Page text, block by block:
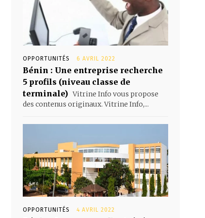
OPPORTUNITÉS 6 AVRIL 2022
Bénin : Une entreprise recherche
5 profils (niveau classe de
terminale) Vitrine Info vous propose
des contenus originaux. Vitrine Info,...
OPPORTUNITÉS 4 AVRIL 2022